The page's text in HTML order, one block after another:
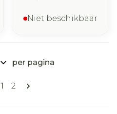
Niet beschikbaar
Pagina's
U lees momenteel pagina
1 Pagina
2
per pagina